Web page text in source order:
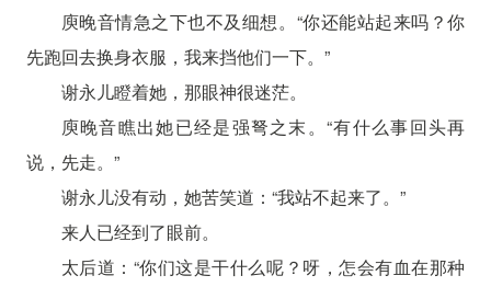
庾晚音情急之下也不及细想。“你还能站起来吗？你
先跑回去换身衣服，我来挡他们一下。”
谢永儿瞪着她，那眼神很迷茫。
庾晚音瞧出她已经是强弩之末。“有什么事回头再
说，先走。”
谢永儿没有动，她苦笑道：“我站不起来了。”
来人已经到了眼前。
太后道：“你们这是干什么呢？呀，怎会有血在那种